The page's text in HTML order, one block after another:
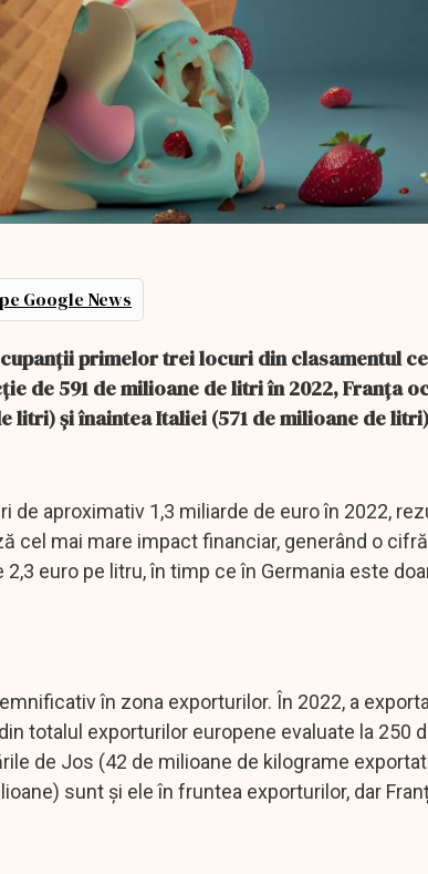
Google News
primelor trei locuri din clasamentul
de 591 de milioane de litri în 2022, Franța
litri) și înaintea Italiei (571 de milioane de
aproximativ 1,3 miliarde de euro în 2022,
cel mai mare impact financiar, generând o
euro pe litru, în timp ce în Germania este
în zona exporturilor. În 2022, a
totalul exporturilor europene evaluate la 250
de Jos (42 de milioane de kilograme
sunt și ele în fruntea exporturilor, dar